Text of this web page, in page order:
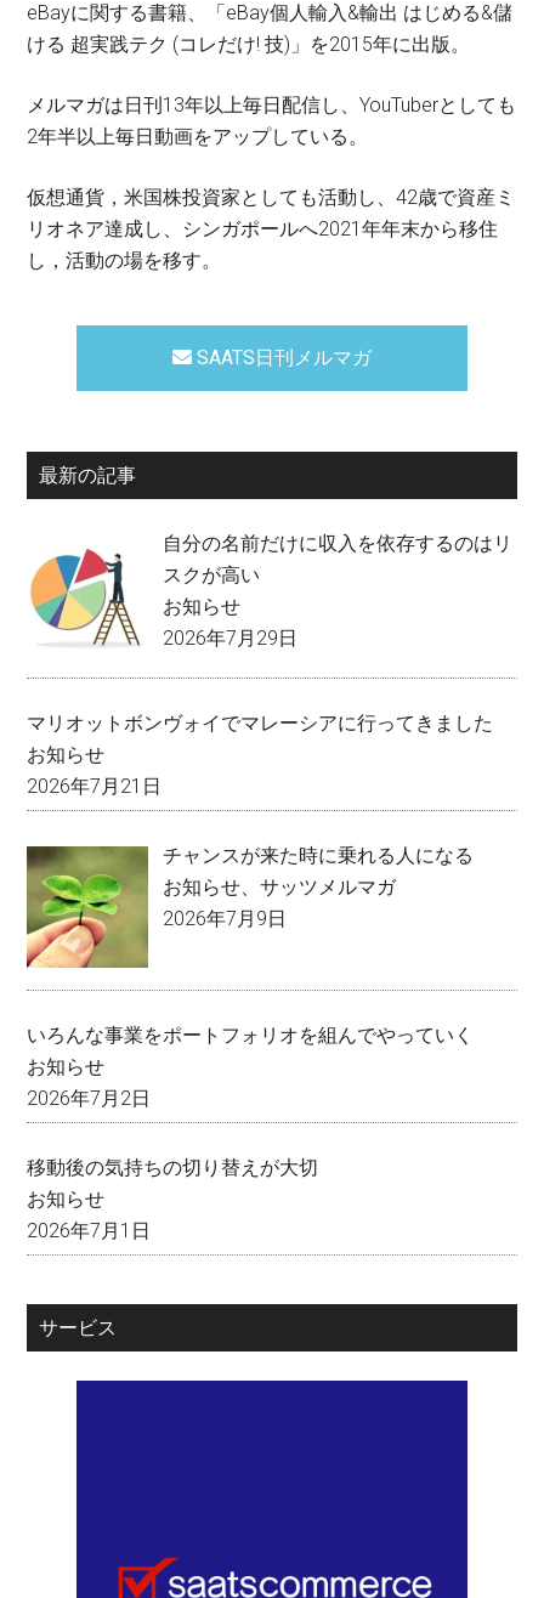
eBayに関する書籍、「eBay個人輸入&輸出 はじめる&儲
ける 超実践テク (コレだけ! 技)」を2015年に出版。
メルマガは日刊13年以上毎日配信し、YouTuberとしても
2年半以上毎日動画をアップしている。
仮想通貨，米国株投資家としても活動し、42歳で資産ミ
リオネア達成し、シンガポールへ2021年年末から移住
し，活動の場を移す。
SAATS日刊メルマガ
最新の記事
自分の名前だけに収入を依存するのはリ
スクが高い
お知らせ
2026年7月29日
マリオットボンヴォイでマレーシアに行ってきました
お知らせ
2026年7月21日
チャンスが来た時に乗れる人になる
お知らせ、サッツメルマガ
2026年7月9日
いろんな事業をポートフォリオを組んでやっていく
お知らせ
2026年7月2日
移動後の気持ちの切り替えが大切
お知らせ
2026年7月1日
サービス